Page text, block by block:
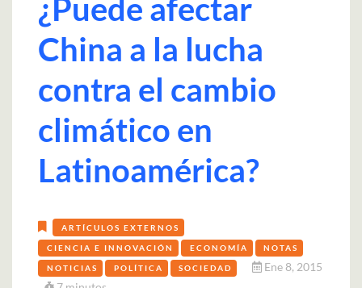
¿Puede afectar
China a la lucha
contra el cambio
climático en
Latinoamérica?
ARTÍCULOS EXTERNOS
CIENCIA E INNOVACIÓN ECONOMÍA NOTAS
NOTICIAS POLÍTICA SOCIEDAD
Ene 8, 2015